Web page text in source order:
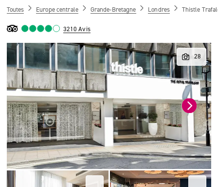
Toutes Europe centrale Grande-Bretagne Londres Thistle
3210 Avis